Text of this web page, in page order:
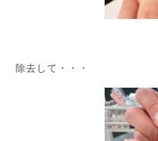
除去して・・・